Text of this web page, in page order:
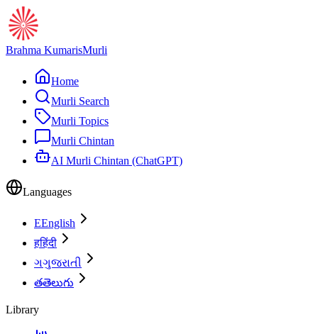
Brahma KumarisMurli
Home
Murli Search
Murli Topics
Murli Chintan
AI Murli Chintan (ChatGPT)
Languages
EEnglish
हहिंदी
ગગુજરાતી
తతెలుగు
Library